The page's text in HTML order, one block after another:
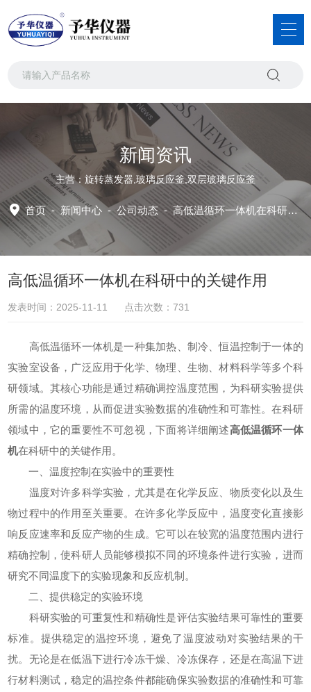
新闻资讯
主营：旋转蒸发器,玻璃反应釜,双层玻璃反应釜
首页-新闻中心 -公司动态 -高低温循环一体机在科研中的关键作用
高低温循环一体机在科研中的关键作用
发表时间：2025-11-11 点击次数：731
高低温循环一体机是一种集加热、制冷、恒温控制于一体的
实验室设备，广泛应用于化学、物理、生物、材料科学等多个科
研领域。其核心功能是通过精确调控温度范围，为科研实验提供
所需的温度环境，从而促进实验数据的准确性和可靠性。在科研
领域中，它的重要性不可忽视，下面将详细阐述高低温循环一体
机在科研中的关键作用。
一、温度控制在实验中的重要性
温度对许多科学实验，尤其是在化学反应、物质变化以及生
物过程中的作用至关重要。在许多化学反应中，温度变化直接影
响反应速率和反应产物的生成。它可以在较宽的温度范围内进行
精确控制，使科研人员能够模拟不同的环境条件进行实验，进而
研究不同温度下的实验现象和反应机制。
二、提供稳定的实验环境
科研实验的可重复性和精确性是评估实验结果可靠性的重要
标准。提供稳定的温控环境，避免了温度波动对实验结果的干
扰。无论是在低温下进行冷冻干燥、冷冻保存，还是在高温下进
行材料测试，稳定的温控条件都能确保实验数据的准确性和可靠